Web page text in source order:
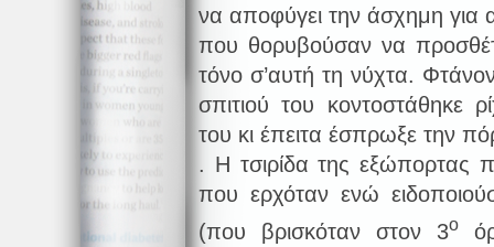
να αποφύγει την άσχημη για
που θορυβούσαν να
τόνο σ’αυτή τη νύχτα.
σπιτιού του κοντοστάθηκε
του κι έπειτα έσπρωξε την
. Η τσιρίδα της εξώπορτας
που ερχόταν ενώ
(που βρισκόταν στον 3ο